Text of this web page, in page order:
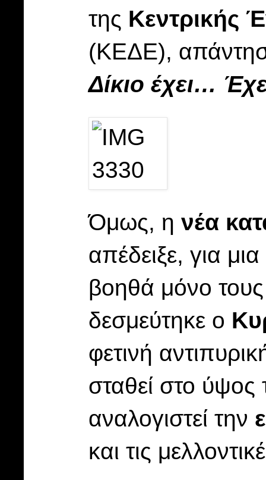
της Κεντρικής
(ΚΕΔΕ),
Δίκιο έχει…
Όμως, η νέα
απέδειξε, για
βοηθά μόνο
δεσμεύτηκε ο
φετινή
σταθεί στο
αναλογιστεί την
και τις